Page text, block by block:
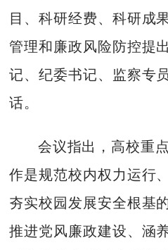
目、科研经费、科研成
管理和廉政风险防控提
记、纪委书记、监察专
话。
会议指出，高校重
作是规范校内权力运行
夯实校园发展安全根基
推进党风廉政建设、涵